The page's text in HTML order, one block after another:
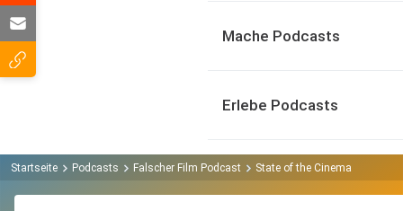
Mache Podcasts
Erlebe Podcasts
Startseite Podcasts Falscher Film Podcast State of the Cinema